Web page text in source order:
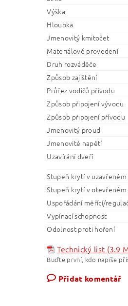
Výška
Hloubka
Jmenovitý kmitočet
Materiálové provedení
Druh rozváděče
Způsob zajištění
Průřez vodičů přívodu
Způsob připojení vývodu
Způsob připojení přívodu
Jmenovitý proud
Jmenovité napětí
Uzavírání dveří
Stupeň krytí v uzavřeném
Stupeň krytí v otevřeném
Uspořádání měřící/
Vypínací schopnost
Odolnost proti hoření
Technický list (3.9
Buďte první, kdo napíše
Přidat komentář